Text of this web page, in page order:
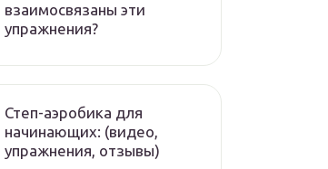
взаимосвязаны эти
упражнения?
Степ-аэробика для
начинающих: (видео,
упражнения, отзывы)